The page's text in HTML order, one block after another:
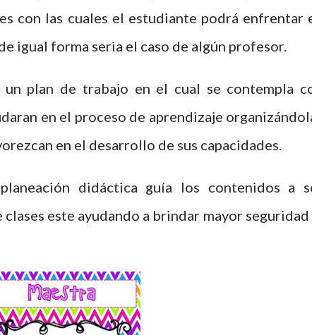
con las cuales el estudiante podrá enfrentar
igual forma seria el caso de algún profesor.
un plan de trabajo en el cual se contempla
en el proceso de aprendizaje
en el desarrollo de sus capacidades.
didáctica guía los contenidos a
este ayudando a brindar mayor seguridad